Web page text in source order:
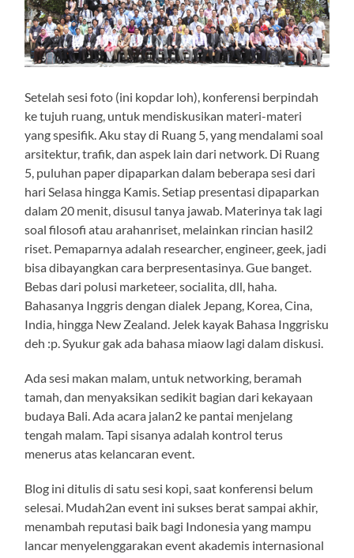
Setelah sesi foto (ini kopdar loh), konferensi berpindah
ke tujuh ruang, untuk mendiskusikan materi-materi
yang spesifik. Aku stay di Ruang 5, yang mendalami soal
arsitektur, trafik, dan aspek lain dari network. Di Ruang
5, puluhan paper dipaparkan dalam beberapa sesi dari
hari Selasa hingga Kamis. Setiap presentasi dipaparkan
dalam 20 menit, disusul tanya jawab. Materinya tak lagi
soal filosofi atau arahanriset, melainkan rincian hasil2
riset. Pemaparnya adalah researcher, engineer, geek, jadi
bisa dibayangkan cara berpresentasinya. Gue banget.
Bebas dari polusi marketeer, socialita, dll, haha.
Bahasanya Inggris dengan dialek Jepang, Korea, Cina,
India, hingga New Zealand. Jelek kayak Bahasa Inggrisku
deh :p. Syukur gak ada bahasa miaow lagi dalam diskusi.
Ada sesi makan malam, untuk networking, beramah
tamah, dan menyaksikan sedikit bagian dari kekayaan
budaya Bali. Ada acara jalan2 ke pantai menjelang
tengah malam. Tapi sisanya adalah kontrol terus
menerus atas kelancaran event.
Blog ini ditulis di satu sesi kopi, saat konferensi belum
selesai. Mudah2an event ini sukses berat sampai akhir,
menambah reputasi baik bagi Indonesia yang mampu
lancar menyelenggarakan event akademis internasional